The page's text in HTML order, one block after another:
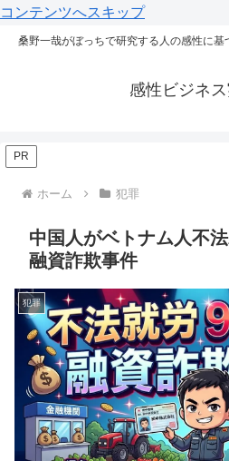
コンテンツへスキップ
桑野一哉がぼっちで研究する人の感性に
感性ビジネ
PR
ホーム 犯罪
中国人がベトナム人不
融資詐欺事件
犯罪